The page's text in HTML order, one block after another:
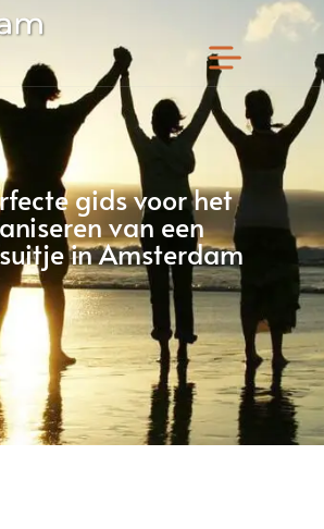
gids voor het
van een
in Amsterdam